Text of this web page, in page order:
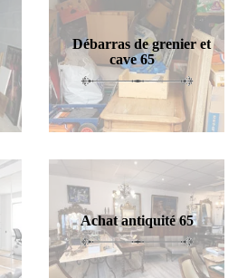
Débarras de grenier et
cave 65
Achat antiquité 65